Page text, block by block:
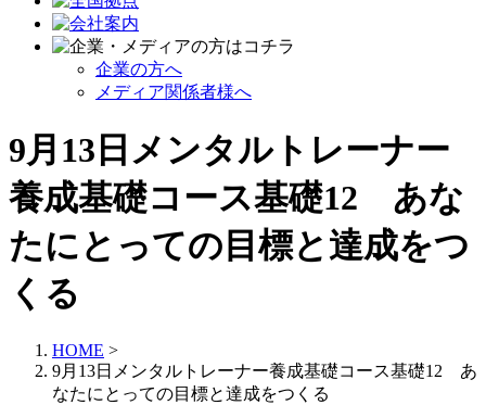
企業の方へ
メディア関係者様へ
9月13日メンタルトレーナー
養成基礎コース基礎12 あな
たにとっての目標と達成をつ
くる
HOME >
9月13日メンタルトレーナー養成基礎コース基礎12 あ
なたにとっての目標と達成をつくる